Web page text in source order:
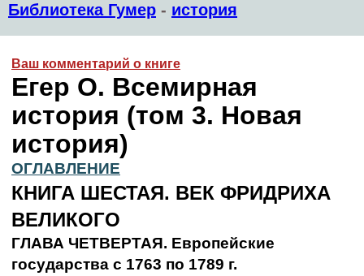
Библиотека Гумер - история
Ваш комментарий о книге
Егер О. Всемирная
история (том 3. Новая
история)
ОГЛАВЛЕНИЕ
КНИГА ШЕСТАЯ. ВЕК ФРИДРИХА
ВЕЛИКОГО
ГЛАВА ЧЕТВЕРТАЯ. Европейские
государства с 1763 по 1789 г.